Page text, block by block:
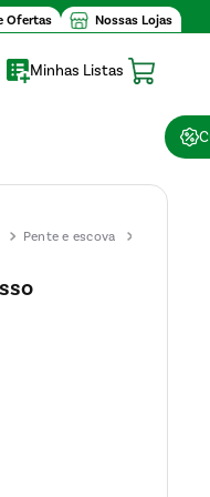
Ofertas Nossas Lojas
Minhas Listas
Pente e escova